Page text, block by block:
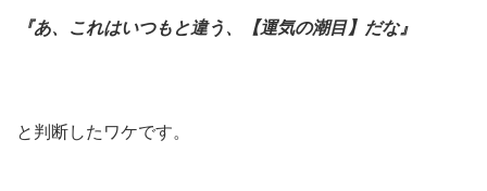
『あ、これはいつもと違う、【運気の潮目】だな』
と判断したワケです。